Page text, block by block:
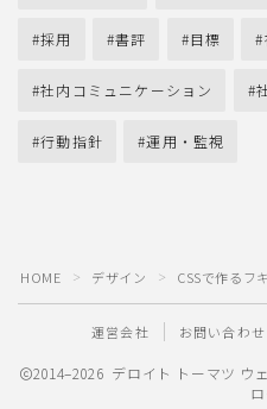
採用 書評 目標
社内コミュニケーション
行動指針 運用・監視
HOME ＞ デザイン ＞ CSSで作るフ
運営会社 お問い合わせ
2014–2026 デロイト トーマツ ウ